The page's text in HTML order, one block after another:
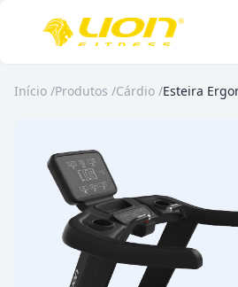
Início /Produtos /Cárdio /Esteira